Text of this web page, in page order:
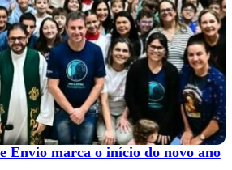
Envio marca o início do novo ano